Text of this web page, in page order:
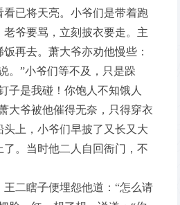
已将天亮。小爷们是带着跑
老爷要骂，立刻披衣要走。主
再去。萧大爷亦劝他慢些：
。”小爷们等不及，只是跺
子是我碰！你饱人不知饿人
大爷被他催得无奈，只得穿衣
上，小爷们早披了又长又大
。当时他二人自回衙门，不
王二瞎子便埋怨他道：“怎么请